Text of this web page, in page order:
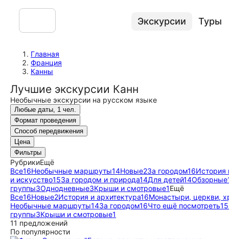
Экскурсии Туры
Главная
Франция
Канны
Лучшие экскурсии Канн
Необычные экскурсии на русском языке
Любые даты, 1 чел.
Формат проведения
Способ передвижения
Цена
Фильтры
РубрикиЕщё
Все16Необычные маршруты14Новые2За городом16История
и искусство15За городом и природа14Для детей14Обзорные
группы3Однодневные3Крыши и смотровые1Ещё
Все16Новые2История и архитектура16Монастыри, церкви,
Необычные маршруты14За городом16Что ещё посмотреть15
группы3Крыши и смотровые1
11 предложений
По популярности